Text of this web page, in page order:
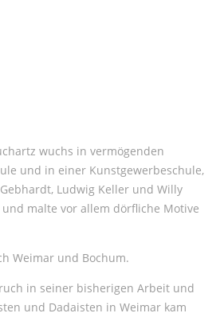
wuchs in vermögenden
und in einer Kunstgewerbeschule,
Ludwig Keller und Willy
malte vor allem dörfliche Motive
Weimar und Bochum.
in seiner bisherigen Arbeit und
und Dadaisten in Weimar kam